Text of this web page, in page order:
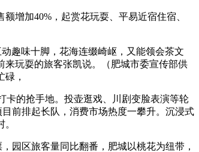
增加40%，起赏花玩耍、平易近宿住宿、
趣味十脚，花海连缀崎岖，又能领会茶文
来玩耍的旅客张凯说。（肥城市委宣传部供
，
的抢手地。投壶逛戏、川剧变脸表演等轮
前排起长队，消费市场热度一攀升。沉浸式
区旅客量同比翻番，肥城以桃花为纽带，